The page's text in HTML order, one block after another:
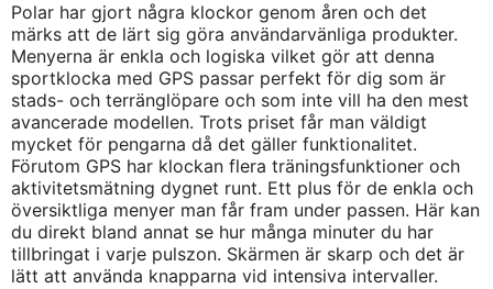
Polar har gjort några klockor genom åren och det
märks att de lärt sig göra användarvänliga produkter.
Menyerna är enkla och logiska vilket gör att denna
sportklocka med GPS passar perfekt för dig som är
stads- och terränglöpare och som inte vill ha den mest
avancerade modellen. Trots priset får man väldigt
mycket för pengarna då det gäller funktionalitet.
Förutom GPS har klockan flera träningsfunktioner och
aktivitetsmätning dygnet runt. Ett plus för de enkla och
översiktliga menyer man får fram under passen. Här kan
du direkt bland annat se hur många minuter du har
tillbringat i varje pulszon. Skärmen är skarp och det är
lätt att använda knapparna vid intensiva intervaller.